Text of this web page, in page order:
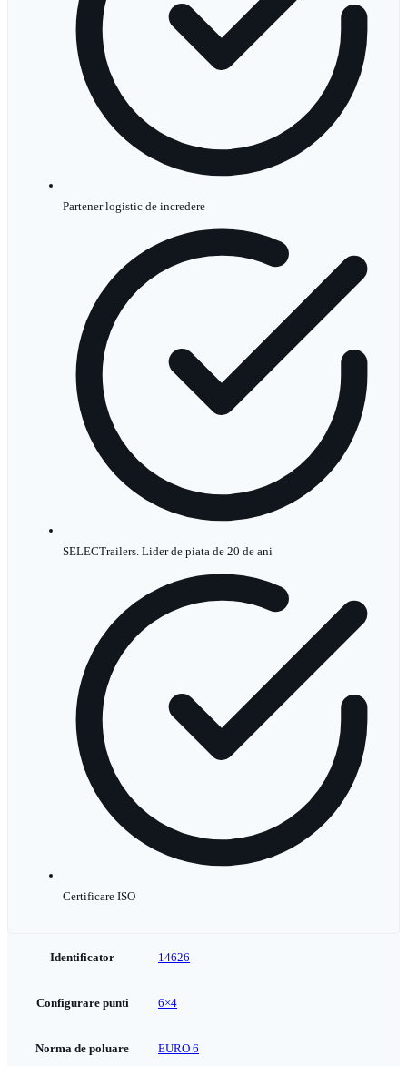
Partener logistic de incredere
SELECTrailers. Lider de piata de 20 de ani
Certificare ISO
Identificator 14626
Configurare punti 6×4
Norma de poluare EURO 6